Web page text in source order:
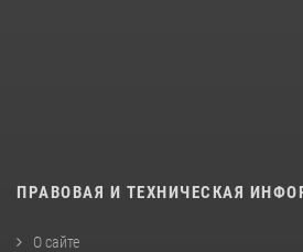
ПРАВОВАЯ И ТЕХНИЧЕСКАЯ
О сайте